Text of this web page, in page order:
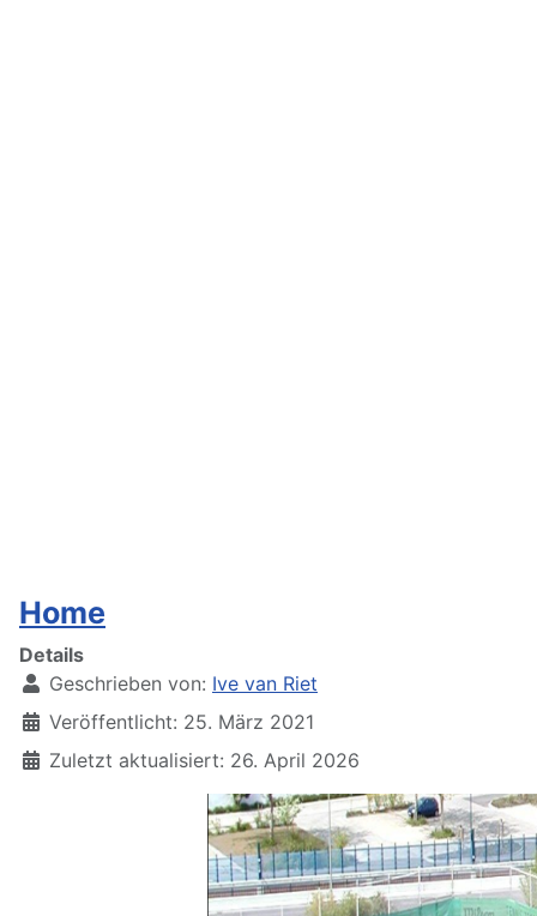
Home
Details
Geschrieben von: Ive van Riet
Veröffentlicht: 25. März 2021
Zuletzt aktualisiert: 26. April 2026